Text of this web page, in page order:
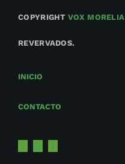
COPYRIGHTVOX MORELIA
REVERVADOS.
INICIO
CONTACTO